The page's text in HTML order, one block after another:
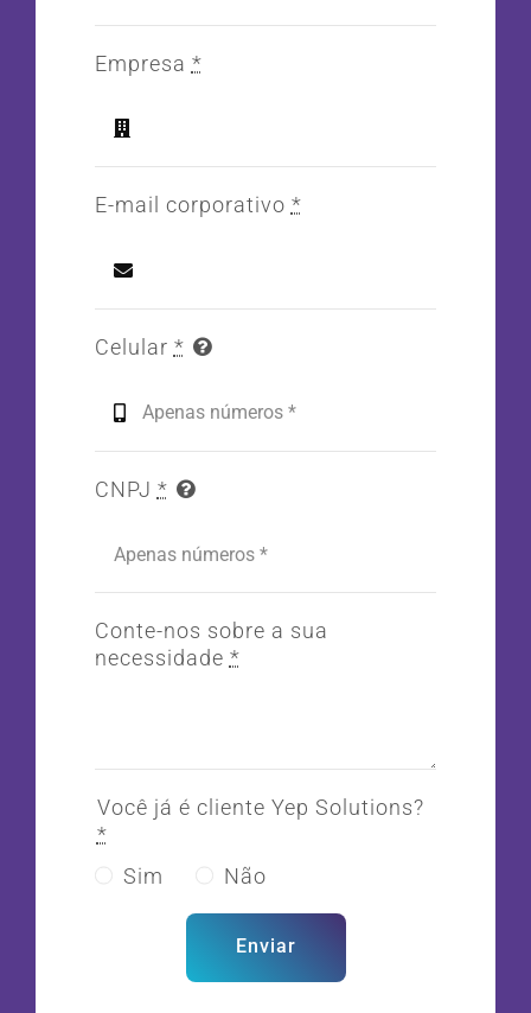
Empresa *
E-mail corporativo *
Celular *
CNPJ *
Conte-nos sobre a sua
necessidade *
Você já é cliente Yep Solutions?
*
Sim
Não
Enviar